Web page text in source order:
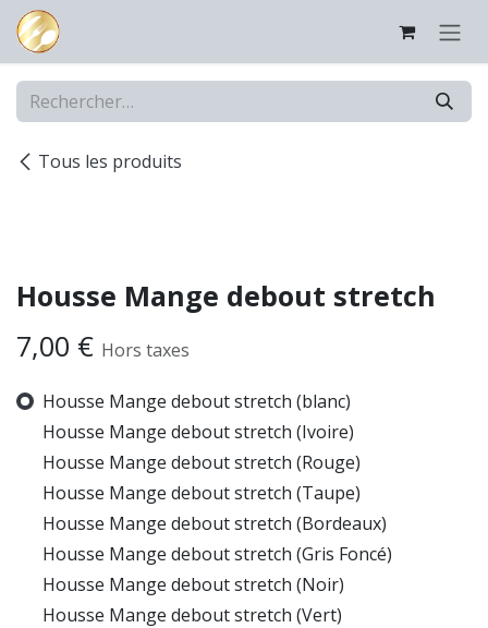
Se rendre au contenu
Tous les produits
Housse Mange debout stretch
7,00 € Hors taxes
Housse Mange debout stretch (blanc)
Housse Mange debout stretch (Ivoire)
Housse Mange debout stretch (Rouge)
Housse Mange debout stretch (Taupe)
Housse Mange debout stretch (Bordeaux)
Housse Mange debout stretch (Gris Foncé)
Housse Mange debout stretch (Noir)
Housse Mange debout stretch (Vert)